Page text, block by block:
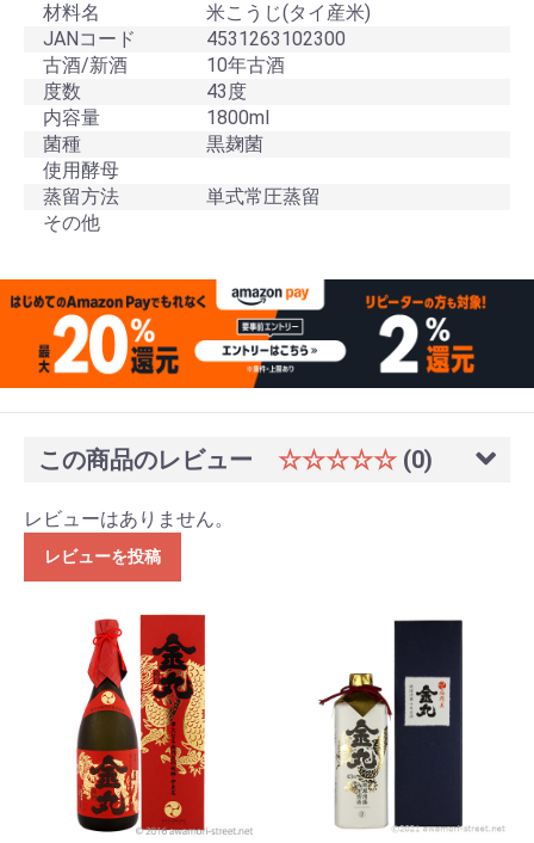
材料名
米こうじ(タイ産米)
JANコード
4531263102300
古酒/新酒
10年古酒
度数
43度
内容量
1800ml
菌種
黒麹菌
使用酵母
蒸留方法
単式常圧蒸留
その他
この商品のレビュー ☆☆☆☆☆ (0)
レビューはありません。
レビューを投稿